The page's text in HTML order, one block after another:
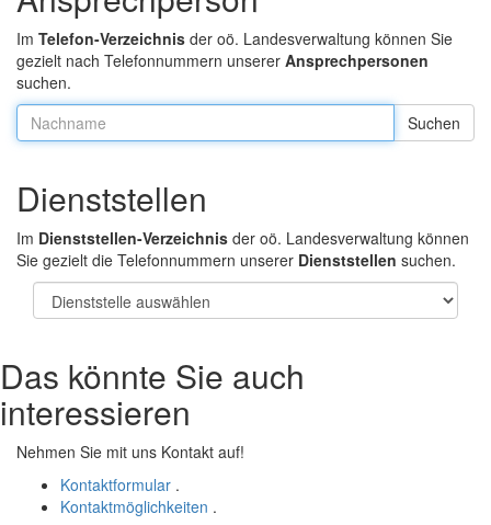
Im Telefon-Verzeichnis der oö. Landesverwaltung können Sie
gezielt nach Telefonnummern unserer Ansprechpersonen
suchen.
Nachname:
Dienststellen
Im Dienststellen-Verzeichnis der oö. Landesverwaltung können
Sie gezielt die Telefonnummern unserer Dienststellen suchen.
Das könnte Sie auch
interessieren
Nehmen Sie mit uns Kontakt auf!
Kontaktformular .
Kontaktmöglichkeiten .